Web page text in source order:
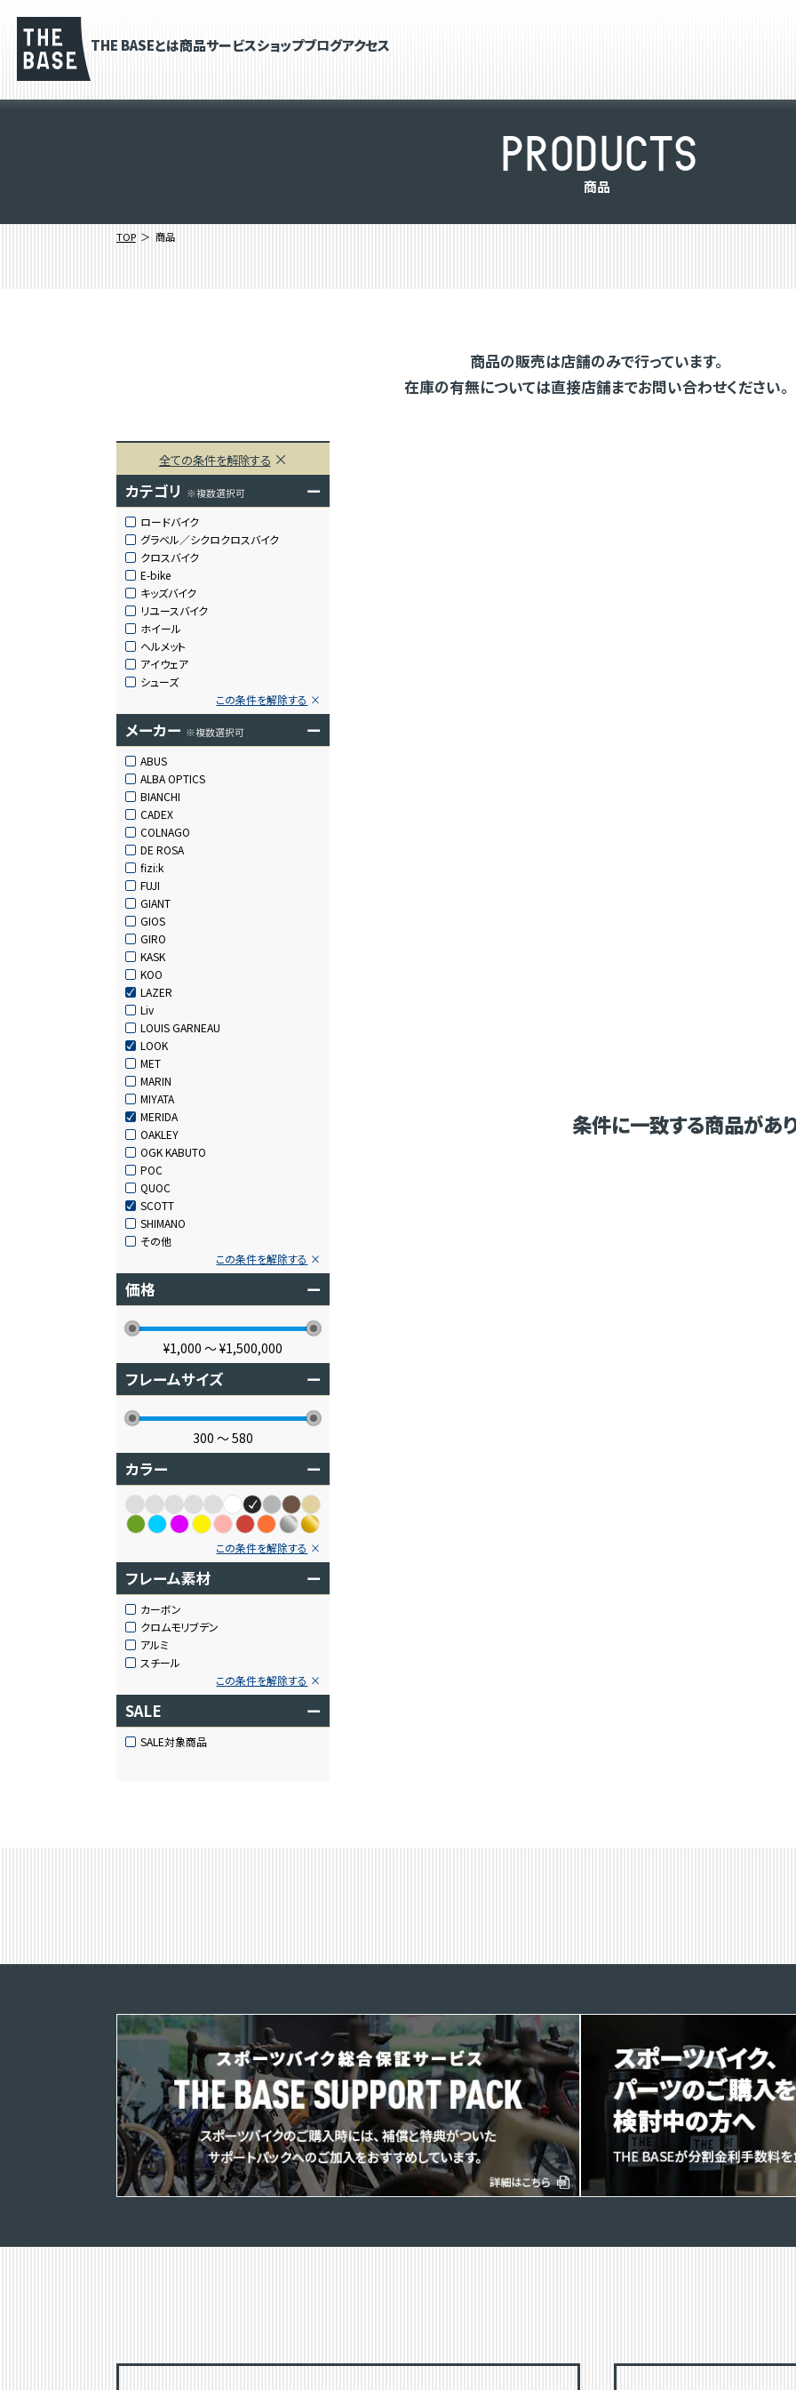
THE BASEとは商品サービスショップブログアクセス
PRODUCTS
商品
TOP 商品
商品の販売は店舗のみで行っています。
在庫の有無については直接店舗までお問い合わせください。
全ての条件を解除する
カテゴリ ※複数選択可 ー
ロードバイク
グラベル／シクロクロスバイク
クロスバイク
E-bike
キッズバイク
リユースバイク
ホイール
ヘルメット
アイウェア
シューズ
この条件を解除する
メーカー ※複数選択可 ー
ABUS
ALBA OPTICS
BIANCHI
CADEX
COLNAGO
DE ROSA
fizi:k
FUJI
GIANT
GIOS
GIRO
KASK
KOO
LAZER
Liv
LOUIS GARNEAU
LOOK
MET
MARIN
MIYATA
MERIDA
OAKLEY
OGK KABUTO
POC
QUOC
SCOTT
SHIMANO
その他
この条件を解除する
価格 ー
¥1,000 〜¥1,500,000
フレームサイズ ー
300 〜580
カラー ー
この条件を解除する
フレーム素材 ー
カーボン
クロムモリブデン
アルミ
スチール
この条件を解除する
SALE ー
SALE対象商品
条件に一致する商品があ